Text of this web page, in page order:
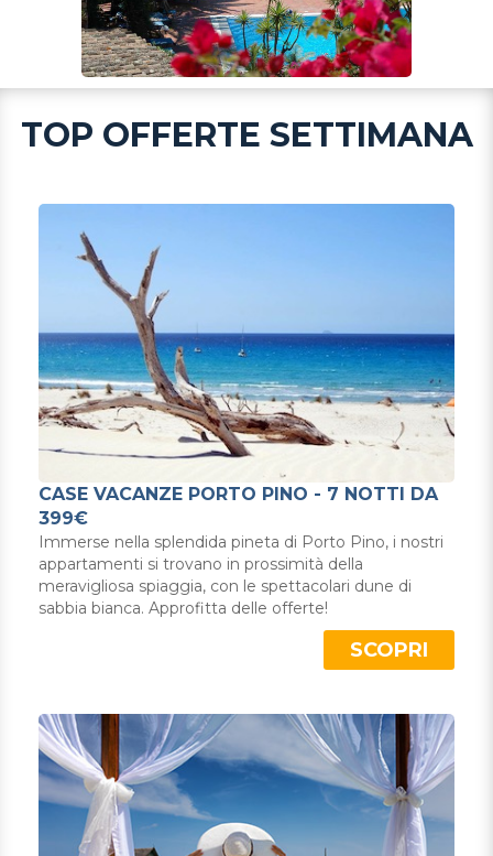
TOP OFFERTE SETTIMANA
CASE VACANZE PORTO PINO - 7 NOTTI DA
399€
Immerse nella splendida pineta di Porto Pino, i nostri
appartamenti si trovano in prossimità della
meravigliosa spiaggia, con le spettacolari dune di
sabbia bianca. Approfitta delle offerte!
SCOPRI